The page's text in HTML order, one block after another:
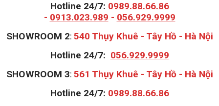
Hotline 24/7: 0989.88.66.86
- 0913.023.989 - 056.929.9999
SHOWROOM 2: 540 Thụy Khuê - Tây Hồ - Hà Nội
Hotline 24/7: 056.929.9999
SHOWROOM 3: 561 Thụy Khuê - Tây Hồ - Hà Nội
Hotline 24/7: 0989.88.66.86